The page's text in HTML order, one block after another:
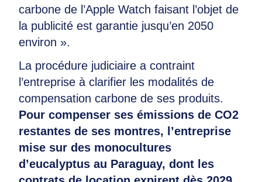
carbone de l’Apple Watch faisant l’objet de
la publicité est garantie jusqu’en 2050
environ ».
La procédure judiciaire a contraint
l’entreprise à clarifier les modalités de
compensation carbone de ses produits.
Pour compenser ses émissions de CO2
restantes de ses montres, l’entreprise
mise sur des monocultures
d’eucalyptus au Paraguay, dont les